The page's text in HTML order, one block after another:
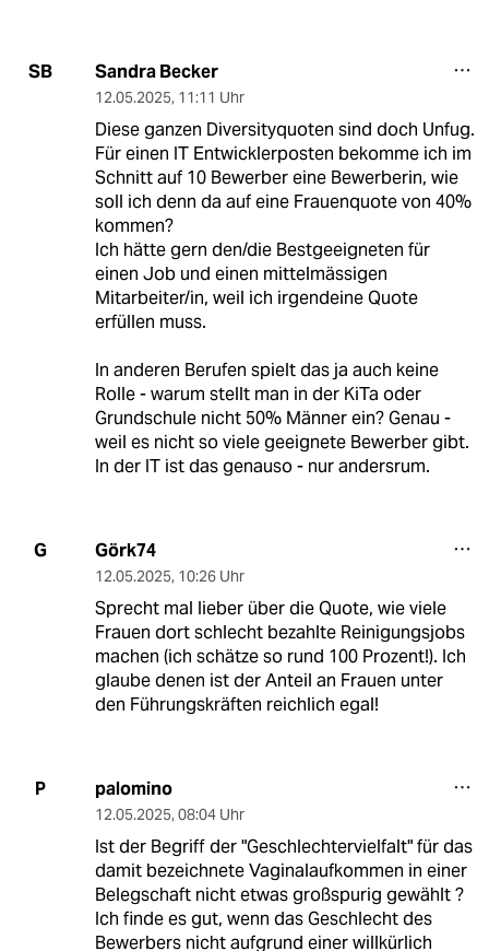
SB Sandra Becker
12.05.2025, 11:11 Uhr
Diese ganzen Diversityquoten sind doch Unfug.
Für einen IT Entwicklerposten bekomme ich im
Schnitt auf 10 Bewerber eine Bewerberin, wie
soll ich denn da auf eine Frauenquote von 40%
kommen?
Ich hätte gern den/die Bestgeeigneten für
einen Job und einen mittelmässigen
Mitarbeiter/in, weil ich irgendeine Quote
erfüllen muss.
In anderen Berufen spielt das ja auch keine
Rolle - warum stellt man in der KiTa oder
Grundschule nicht 50% Männer ein? Genau -
weil es nicht so viele geeignete Bewerber gibt.
In der IT ist das genauso - nur andersrum.
G Görk74
12.05.2025, 10:26 Uhr
Sprecht mal lieber über die Quote, wie viele
Frauen dort schlecht bezahlte Reinigungsjobs
machen (ich schätze so rund 100 Prozent!). Ich
glaube denen ist der Anteil an Frauen unter
den Führungskräften reichlich egal!
P palomino
12.05.2025, 08:04 Uhr
Ist der Begriff der "Geschlechtervielfalt" für das
damit bezeichnete Vaginalaufkommen in einer
Belegschaft nicht etwas großspurig gewählt ?
Ich finde es gut, wenn das Geschlecht des
Bewerbers nicht aufgrund einer willkürlich